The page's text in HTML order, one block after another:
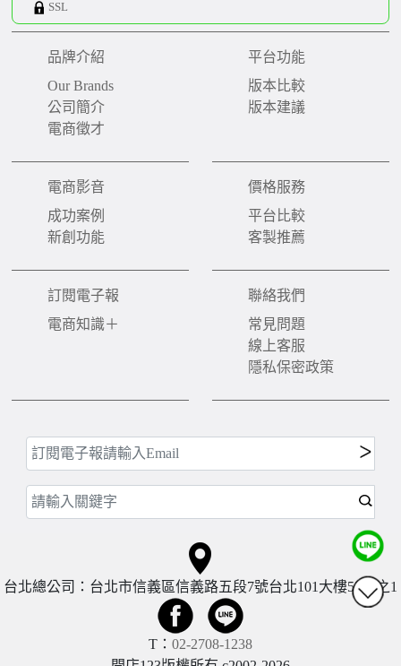
SSL
品牌介紹
Our Brands
公司簡介
電商徵才
平台功能
版本比較
版本建議
電商影音
成功案例
新創功能
價格服務
平台比較
客製推薦
訂閱電子報
電商知識＋
聯絡我們
常見問題
線上客服
隱私保密政策
台北總公司：台北市信義區信義路五段7號台北101大樓57樓之1
T： 02-2708-1238